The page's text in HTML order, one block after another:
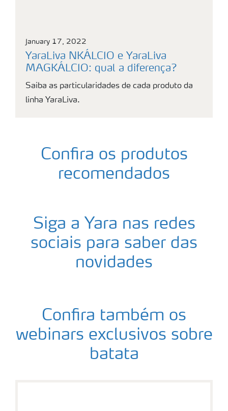
January 17, 2022
YaraLiva NKÁLCIO e YaraLiva
MAGKÁLCIO: qual a diferença?
Saiba as particularidades de cada produto da
linha YaraLiva.
Confira os produtos
recomendados
Siga a Yara nas redes
sociais para saber das
novidades
Confira também os
webinars exclusivos sobre
batata